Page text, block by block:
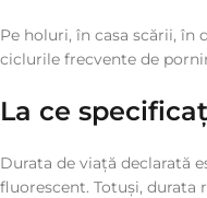
Pe holuri, în casa scării, în
ciclurile frecvente de
La ce
Durata de viață declarată
fluorescent. Totuși,